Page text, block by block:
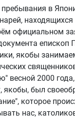
в
официальном
якобы
весной 2000
был
которое
нас,